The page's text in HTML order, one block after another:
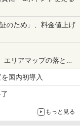
のため」、料金値上げ
リアマップの落とし
国内初導入
もっと見る